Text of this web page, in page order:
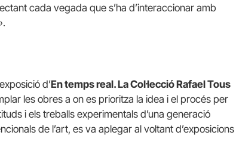
cada vegada que s’ha d’interaccionar amb
d’Entemps real. La Col·lecció Rafael Tous
les obres a on es prioritza la idea i el procés per
i els treballs experimentals d’una generació
de l’art, es va aplegar al voltant d’exposicions